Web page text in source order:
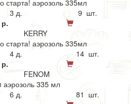
старта! аэрозоль 335мл
3 д.
9 шт.
KERRY
старта! аэрозоль 335мл
4 д.
14 шт.
FENOM
аэрозоль 335 мл
6 д.
81 шт.